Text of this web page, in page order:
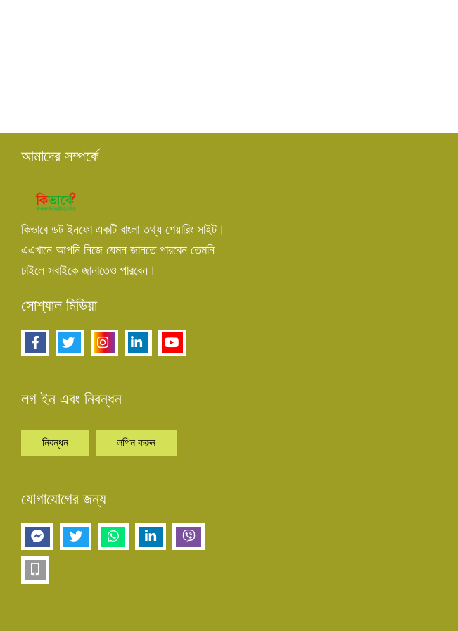
আমাদের সম্পর্কে
কিভাবে ডট ইনফো একটি বাংলা তথ্য শেয়ারিং সাইট।
এএখানে আপনি নিজে যেমন জানতে পারবেন তেমনি
চাইলে সবাইকে জানাতেও পারবেন।
সোশ্যাল মিডিয়া
লগ ইন এবং নিবন্ধন
নিবন্ধন লগিন করুন
যোগাযোগের জন্য